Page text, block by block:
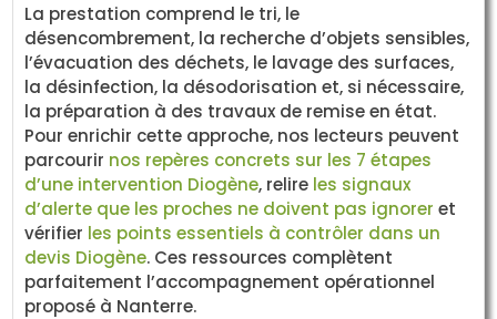
La prestation comprend le tri, le
désencombrement, la recherche d’objets sensibles,
l’évacuation des déchets, le lavage des surfaces,
la désinfection, la désodorisation et, si nécessaire,
la préparation à des travaux de remise en état.
Pour enrichir cette approche, nos lecteurs peuvent
parcourir nos repères concrets sur les 7 étapes
d’une intervention Diogène, relire les signaux
d’alerte que les proches ne doivent pas ignorer et
vérifier les points essentiels à contrôler dans un
devis Diogène. Ces ressources complètent
parfaitement l’accompagnement opérationnel
proposé à Nanterre.